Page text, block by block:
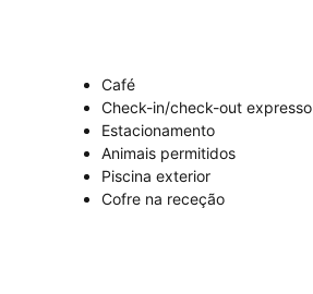
Café
Check-in/check-out expresso
Estacionamento
Animais permitidos
Piscina exterior
Cofre na receção